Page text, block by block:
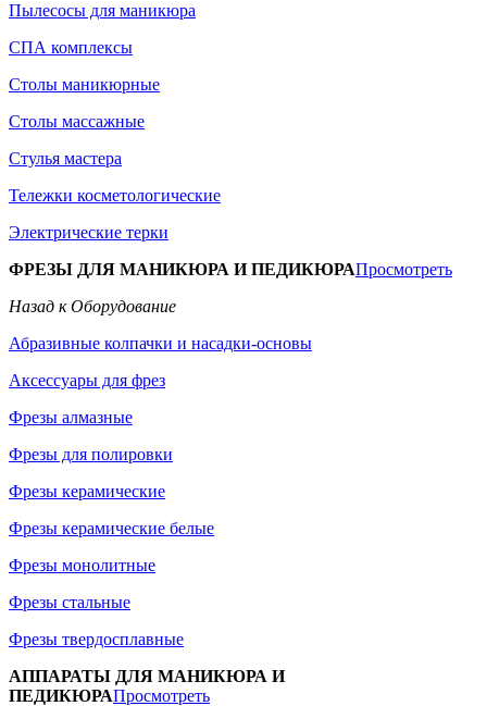
Пылесосы для маникюра
СПА комплексы
Столы маникюрные
Столы массажные
Стулья мастера
Тележки косметологические
Электрические терки
ФРЕЗЫ ДЛЯ МАНИКЮРА И ПЕДИКЮРАПросмотреть
Назад к Оборудование
Абразивные колпачки и насадки-основы
Аксессуары для фрез
Фрезы алмазные
Фрезы для полировки
Фрезы керамические
Фрезы керамические белые
Фрезы монолитные
Фрезы стальные
Фрезы твердосплавные
АППАРАТЫ ДЛЯ МАНИКЮРА И
ПЕДИКЮРАПросмотреть